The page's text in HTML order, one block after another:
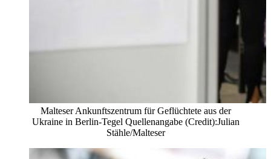
Malteser Ankunftszentrum für Geflüchtete aus der
Ukraine in Berlin-Tegel Quellenangabe (Credit):Julian
Stähle/Malteser